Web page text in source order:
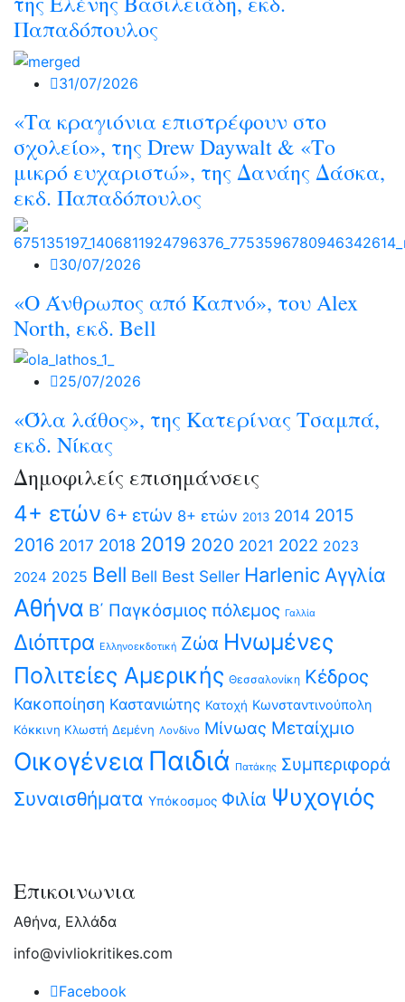
Παπαδόπουλος
31/07/2026
«Τα κραγιόνια επιστρέφουν στο
σχολείο», της Drew Daywalt & «Το
μικρό ευχαριστώ», της Δανάης Δάσκα,
εκδ. Παπαδόπουλος
30/07/2026
«O Άνθρωπος από Καπνό», του Alex
North, εκδ. Bell
25/07/2026
«Όλα λάθος», της Κατερίνας Τσαμπά,
εκδ. Νίκας
Δημοφιλείς επισημάνσεις
4+ ετών 6+ ετών 8+ ετών 2013 2014 2015
2016 2017 2018 2019 2020 2021 2022 2023
2024 2025 Bell Bell Best Seller HarlenicΑγγλία
Αθήνα Β΄ Παγκόσμιος πόλεμος Γαλλία
Διόπτρα Ελληνοεκδοτική Ζώα Ηνωμένες
Πολιτείες Αμερικής Θεσσαλονίκη Κέδρος
Κακοποίηση Καστανιώτης Κατοχή Κωνσταντινούπολη
Κόκκινη Κλωστή Δεμένη Λονδίνο Μίνωας Μεταίχμιο
Οικογένεια Παιδιά Πατάκης Συμπεριφορά
Συναισθήματα Υπόκοσμος Φιλία Ψυχογιός
Επικοινωνια
Αθήνα, Ελλάδα
info@vivliokritikes.com
Facebook